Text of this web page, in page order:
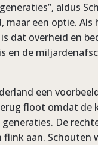
aldus
maar een optie.
dat overheid en
en de
een
floot omdat de
De
flink aan.